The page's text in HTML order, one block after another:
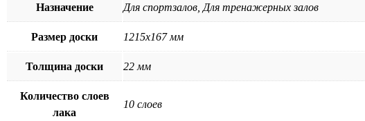
Назначение Для спортзалов, Для тренажерных залов
Размер доски 1215х167 мм
Толщина доски 22 мм
Количество слоев
лака
10 слоев